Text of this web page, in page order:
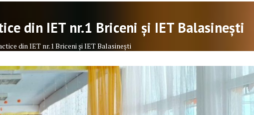
din IET nr.1 Briceni și IET Balasinești
din IET nr.1 Briceni și IET Balasinești